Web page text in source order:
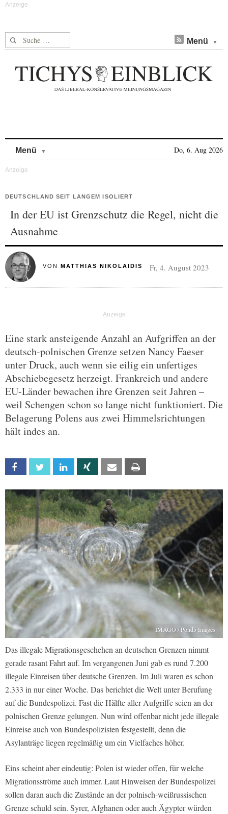
Suche nach: Menü
Menü Do, 6. Aug 2026
DEUTSCHLAND SEIT LANGEM ISOLIERT
In der EU ist Grenzschutz die Regel, nicht die
Ausnahme
VON MATTHIAS NIKOLAIDIS Fr, 4. August 2023
Eine stark ansteigende Anzahl an Aufgriffen an der
deutsch-polnischen Grenze setzen Nancy Faeser
unter Druck, auch wenn sie eilig ein unfertiges
Abschiebegesetz herzeigt. Frankreich und andere
EU-Länder bewachen ihre Grenzen seit Jahren –
weil Schengen schon so lange nicht funktioniert. Die
Belagerung Polens aus zwei Himmelsrichtungen
hält indes an.
Facebook Twitter Linkedin Xing Email
IMAGO / Pond5 Images
Das illegale Migrationsgeschehen an deutschen Grenzen nimmt
gerade rasant Fahrt auf. Im vergangenen Juni gab es rund 7.200
illegale Einreisen über deutsche Grenzen. Im Juli waren es schon
2.333 in nur einer Woche. Das berichtet die Welt unter Berufung
auf die Bundespolizei. Fast die Hälfte aller Aufgriffe seien an der
polnischen Grenze gelungen. Nun wird offenbar nicht jede illegale
Einreise auch von Bundespolizisten festgestellt, denn die
Asylanträge liegen regelmäßig um ein Vielfaches höher.
Eins scheint aber eindeutig: Polen ist wieder offen, für welche
Migrationsströme auch immer. Laut Hinweisen der Bundespolizei
sollen daran auch die Zustände an der polnisch-weißrussischen
Grenze schuld sein. Syrer, Afghanen oder auch Ägypter würden